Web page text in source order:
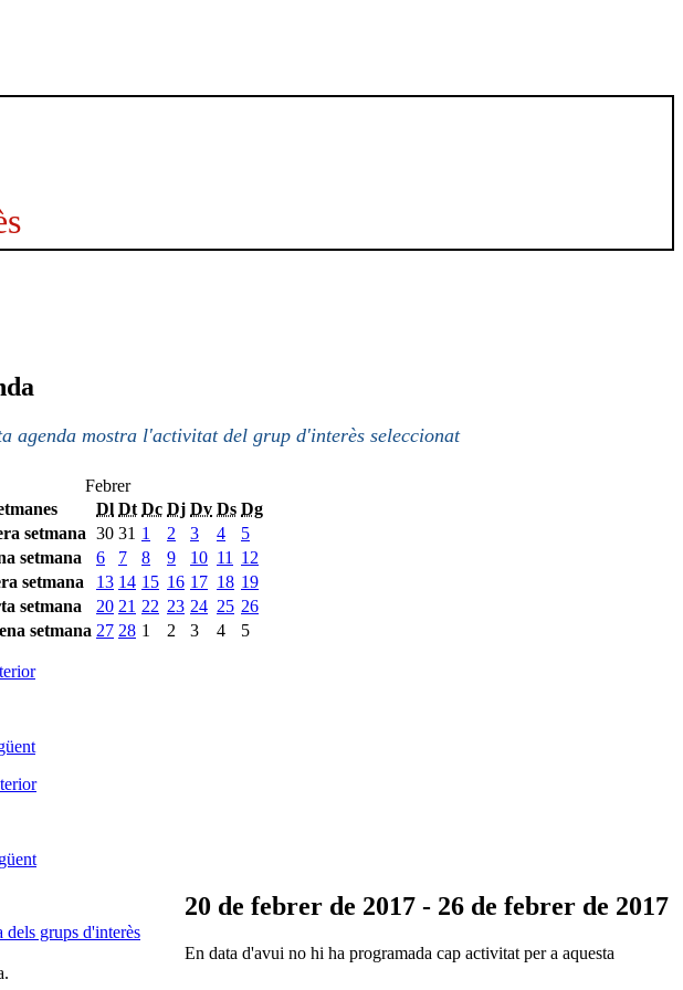
agenda mostra l'activitat del grup d'interès seleccionat
Febrer
Dl Dt Dc Dj Dv Ds Dg
setmana 30 31 1 2 3 4
5
setmana
6 7 8 9 10 11
12
setmana
13 14 15 16 17 18 19
setmana
20 21 22 23 24 25 26
setmana 27 28 1 2 3 4 5
dels grups d'interès
20 de febrer de 2017 - 26 de febrer de 2017
En data d'avui no hi ha programada cap activitat per a aquesta